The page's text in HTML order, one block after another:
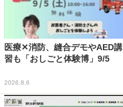
医療✕消防、縫合デモやAED講
習も「おしごと体験博」9/5
2026.8.6